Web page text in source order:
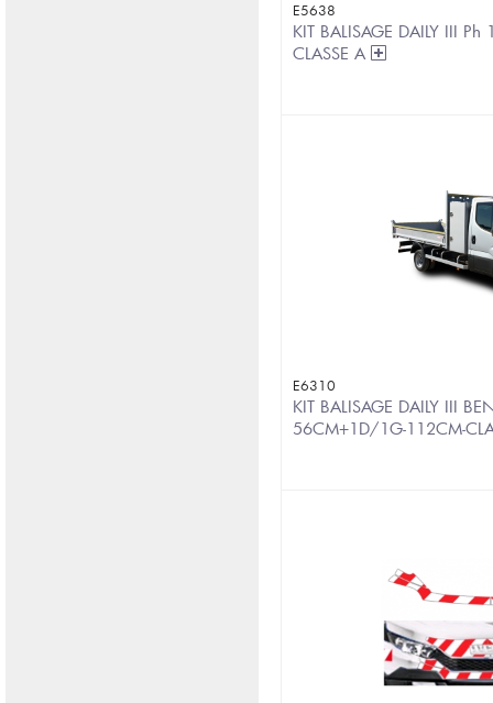
E5638
KIT BALISAGE DAILY III Ph
CLASSE A
E6310
KIT BALISAGE DAILY III
56CM+1D/1G-112CM-